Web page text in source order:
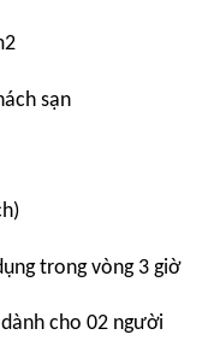
sạn
trong vòng 3 giờ
cho 02 người